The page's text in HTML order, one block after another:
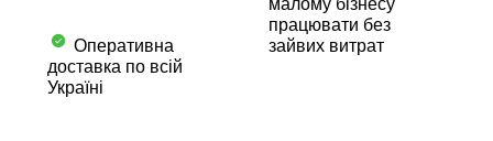
Оперативна
доставка по всій
Україні
працювати без
зайвих витрат